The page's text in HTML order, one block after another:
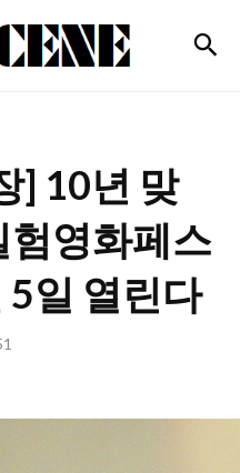
] 10년 맞
험영화페스
5일 열린다